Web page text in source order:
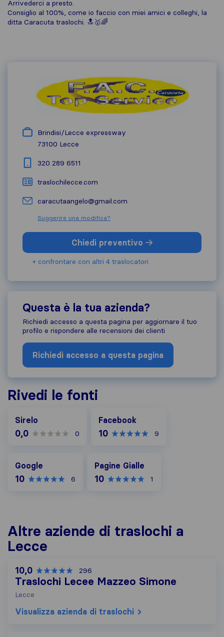
Arrivederci a presto.
Consiglio al 100%, come io faccio con miei amici e colleghi, la
ditta Caracuta traslochi. 🔝🥇🌈
Brindisi/Lecce expressway
73100 Lecce
320 289 6511
traslochilecce.com
caracutaangelo@gmail.com
Suggerire una modifica?
Chiedi preventivo
+ confrontare con altri 4 traslocatori
Questa è la tua azienda?
Richiedi accesso a questa pagina per aggiornare il tuo
profilo e rispondere alle recensioni dei clienti
Richiedi accesso a questa pagina
Rivedi le fonti
Sirelo
0,0 0
Facebook
10 9
Google
10 6
Pagine Gialle
10 1
Altre aziende di traslochi a
Lecce
10,0 296
Traslochi Lecee Mazzeo Simone
Lecce
Visualizza azienda di traslochi